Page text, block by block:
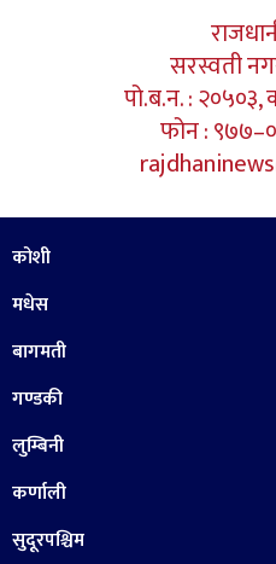
सरस्वती
पो.ब.न. : २०५०३,
फोन :
कोशी
मधेस
बागमती
गण्डकी
लुम्बिनी
कर्णाली
सुदूरपश्चिम